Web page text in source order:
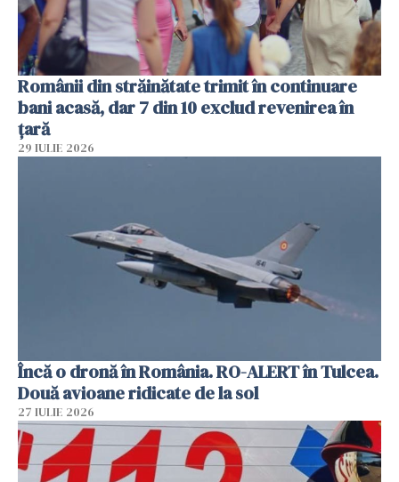
Românii din străinătate trimit în continuare
bani acasă, dar 7 din 10 exclud revenirea în
țară
29 IULIE 2026
Încă o dronă în România. RO-ALERT în Tulcea.
Două avioane ridicate de la sol
27 IULIE 2026